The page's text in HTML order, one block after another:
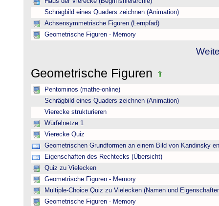
Schrägbild eines Quaders zeichnen (Animation)
Achsensymmetrische Figuren (Lernpfad)
Geometrische Figuren - Memory
Geometrische Figuren
Pentominos (mathe-online)
Schrägbild eines Quaders zeichnen (Animation)
Vierecke strukturieren
Würfelnetze 1
Vierecke Quiz
Geometrischen Grundformen an einem Bild von Kandinsky
Eigenschaften des Rechtecks (Übersicht)
Quiz zu Vielecken
Geometrische Figuren - Memory
Multiple-Choice Quiz zu Vielecken (Namen und
Geometrische Figuren - Memory